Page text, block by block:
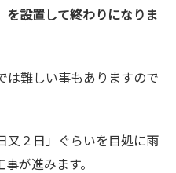
を設置して終わりになりま
は難しい事もありますので
又２日」ぐらいを目処に雨
が進みます。